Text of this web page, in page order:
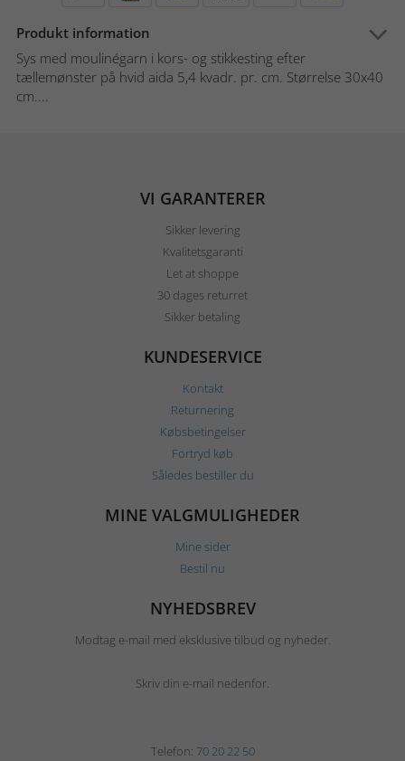
Produkt information
Sys med moulinégarn i kors- og stikkesting efter
tællemønster på hvid aida 5,4 kvadr. pr. cm. Størrelse 30x40
cm....
VI GARANTERER
Sikker levering
Kvalitetsgaranti
Let at shoppe
30 dages returret
Sikker betaling
KUNDESERVICE
Kontakt
Returnering
Købsbetingelser
Fortryd køb
Således bestiller du
MINE VALGMULIGHEDER
Mine sider
Bestil nu
NYHEDSBREV
Modtag e-mail med eksklusive tilbud og nyheder.
Skriv din e-mail nedenfor.
Telefon: 70 20 22 50